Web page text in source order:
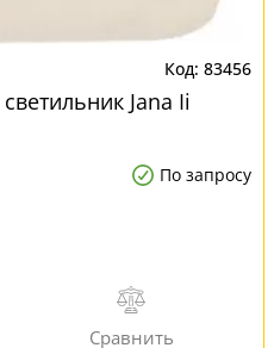
83456
Jana Ii
По запросу